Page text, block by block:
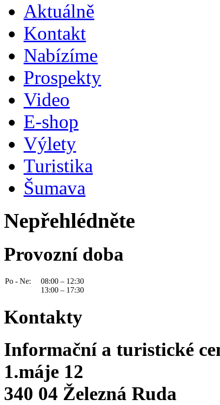
Aktuálně
Kontakt
Nabízíme
Prospekty
Video
E-shop
Výlety
Turistika
Šumava
Nepřehlédněte
Provozní doba
Po - Ne:
08:00 – 12:30
13:00 – 17:30
Kontakty
Informační a turistické
1.máje 12
340 04 Železná Ruda